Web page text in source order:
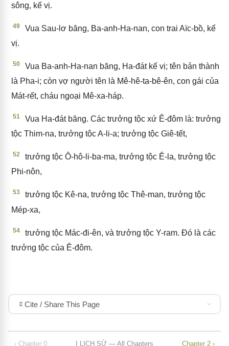
sông, kế vị.
49
Vua Sau-lơ băng, Ba-anh-Ha-nan, con trai Aïc-bồ, kế
vị.
50
Vua Ba-anh-Ha-nan băng, Ha-đát kế vị; tên bản thành
là Pha-i; còn vợ người tên là Mê-hê-ta-bê-ên, con gái của
Mát-rết, cháu ngoại Mê-xa-háp.
51
Vua Ha-đát băng. Các trưởng tộc xứ Ê-đôm là: trưởng
tộc Thim-na, trưởng tộc A-li-a; trưởng tộc Giê-tết,
52
trưởng tộc Ô-hô-li-ba-ma, trưởng tộc Ê-la, trưởng tộc
Phi-nôn,
53
trưởng tộc Kê-na, trưởng tộc Thê-man, trưởng tộc
Mép-xa,
54
trưởng tộc Mác-đi-ên, và trưởng tộc Y-ram. Đó là các
trưởng tộc của Ê-đôm.
Cite / Share This Page
‹ Chapter 0 I LỊCH SỬ — All Chapters Chapter 2 ›